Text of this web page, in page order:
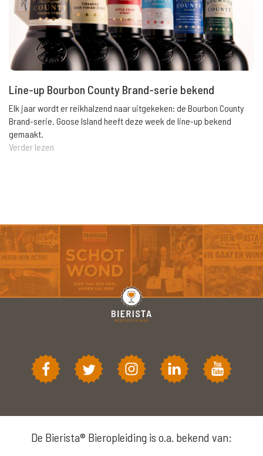
Line-up Bourbon County Brand-serie bekend
Elk jaar wordt er reikhalzend naar uitgekeken: de Bourbon County
Brand-serie. Goose Island heeft deze week de line-up bekend
gemaakt.
Verder lezen
De Bierista® Bieropleiding is o.a. bekend van: